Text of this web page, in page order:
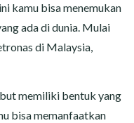
kamu bisa menemukan
ada di dunia. Mulai
di Malaysia,
memiliki bentuk yang
bisa memanfaatkan